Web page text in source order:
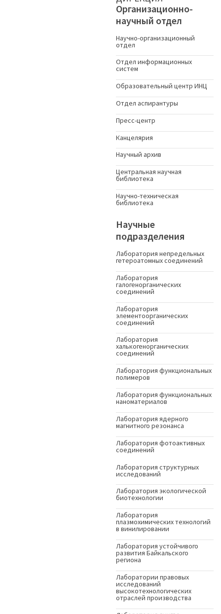
Организационно-
научный отдел
Научно-организационный
отдел
Отдел информационных
систем
Образовательный центр ИНЦ
Отдел аспирантуры
Пресс-центр
Канцелярия
Научный архив
Центральная научная
библиотека
Научно-техническая
библиотека
Научные
подразделения
Лаборатория непредельных
гетероатомных соединений
Лаборатория
галогенорганических
соединений
Лаборатория
элементоорганических
соединений
Лаборатория
халькогенорганических
соединений
Лаборатория функциональных
полимеров
Лаборатория функциональных
наноматериалов
Лаборатория ядерного
магнитного резонанса
Лаборатория фотоактивных
соединений
Лаборатория структурных
исследований
Лаборатория экологической
биотехнологии
Лаборатория
плазмохимических технологий
в винилировании
Лаборатория устойчивого
развития Байкальского
региона
Лаборатории правовых
исследований
высокотехнологических
отраслей производства